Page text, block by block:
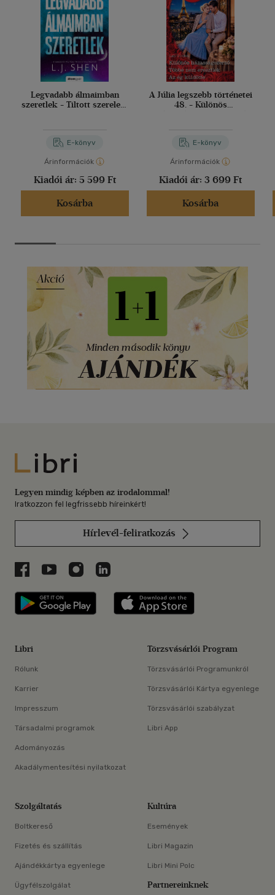
Legvadabb álmaimban
szeretlek - Tiltott szerelem
E-könyv
Árinformációk
Kiadói ár: 5 599 Ft
Kosárba
A Júlia legszebb történetei
48. - Különös
E-könyv
Árinformációk
Kiadói ár: 3 699 Ft
Kosárba
Libri
Legyen mindig képben az irodalommal!
Iratkozzon fel legfrissebb híreinkért!
Hírlevél-feliratkozás
Libri a Facebookon
Libri a Youtube-on
Libri az Instagramon
Libri a LinkedInen
Libri applikáció Szerezd meg: Google
Libri
Rólunk
Karrier
Impresszum
Társadalmi programok
Adományozás
Akadálymentesítési nyilatkozat
Törzsvásárlói Program
Törzsvásárlói Programunkról
Törzsvásárlói Kártya egyenlege
Törzsvásárlói szabályzat
Libri App
Szolgáltatás
Boltkereső
Fizetés és szállítás
Ajándékkártya egyenlege
Ügyfélszolgálat
Kultúra
Események
Libri Magazin
Libri Mini Polc
Partnereinknek